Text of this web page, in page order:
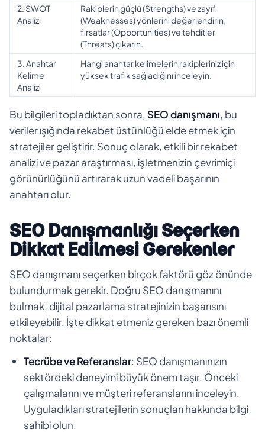
2. SWOT
Analizi
Rakiplerin güçlü (Strengths) ve zayıf
(Weaknesses) yönlerini değerlendirin;
fırsatlar (Opportunities) ve tehditler
(Threats) çıkarın.
3. Anahtar
Kelime
Analizi
Hangi anahtar kelimelerin rakipleriniz için
yüksek trafik sağladığını inceleyin.
Bu bilgileri topladıktan sonra, SEO danışmanı, bu
veriler ışığında rekabet üstünlüğü elde etmek için
stratejiler geliştirir. Sonuç olarak, etkili bir rekabet
analizi ve pazar araştırması, işletmenizin çevrimiçi
görünürlüğünü artırarak uzun vadeli başarının
anahtarı olur.
SEO Danışmanlığı Seçerken
Dikkat Edilmesi Gerekenler
SEO danışmanı seçerken birçok faktörü göz önünde
bulundurmak gerekir. Doğru SEO danışmanını
bulmak, dijital pazarlama stratejinizin başarısını
etkileyebilir. İşte dikkat etmeniz gereken bazı önemli
noktalar:
Tecrübe ve Referanslar: SEO danışmanınızın
sektördeki deneyimi büyük önem taşır. Önceki
çalışmalarını ve müşteri referanslarını inceleyin.
Uyguladıkları stratejilerin sonuçları hakkında bilgi
sahibi olun.